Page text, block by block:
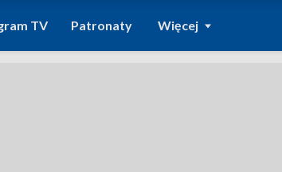
TV Patronaty Więcej